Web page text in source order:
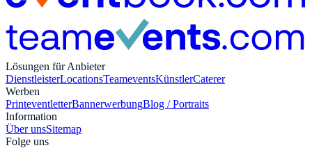
Lösungen für Anbieter
DienstleisterLocationsTeameventsKünstlerCaterer
Werben
PrinteventletterBannerwerbungBlog / Portraits
Information
Über unsSitemap
Folge uns